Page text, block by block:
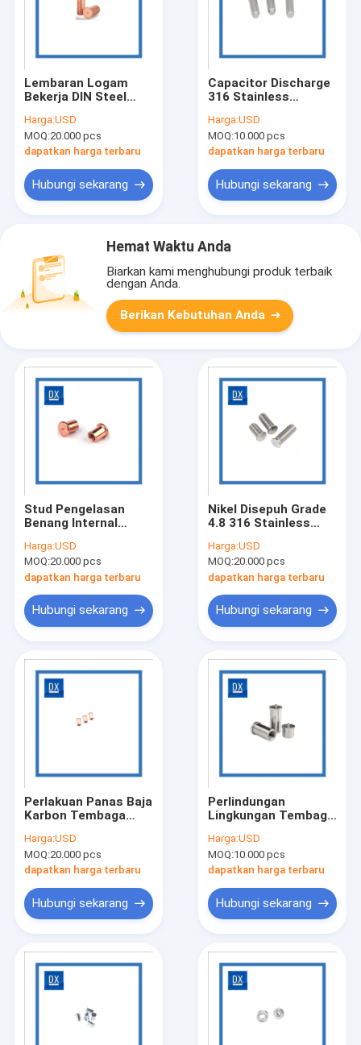
Produk
Video
Lembaran Logam
Bekerja DIN Steel
Threaded Stud
Harga:USD
MOQ:20.000 pcs
dapatkan harga terbaru
Hubungi sekarang
Capacitor Discharge
316 Stainless
Bulat
Harga:USD
MOQ:10.000 pcs
dapatkan harga terbaru
Hubungi sekarang
Hemat Waktu Anda
Biarkan kami menghubungi produk terbaik
dengan Anda.
Berikan Kebutuhan Anda
Stud Pengelasan
Benang Internal
Baja Paduan
Disesuaikan
Harga:USD
MOQ:20.000 pcs
dapatkan harga terbaru
Hubungi sekarang
Nikel Disepuh Grade
4.8 316 Stainless
Harga:USD
MOQ:20.000 pcs
dapatkan harga terbaru
Hubungi sekarang
Perlakuan Panas Baja
Karbon Tembaga
Harga:USD
MOQ:20.000 pcs
dapatkan harga terbaru
Hubungi sekarang
Perlindungan
Lingkungan Tembaga
Studs Round
Harga:USD
MOQ:10.000 pcs
dapatkan harga terbaru
Hubungi sekarang